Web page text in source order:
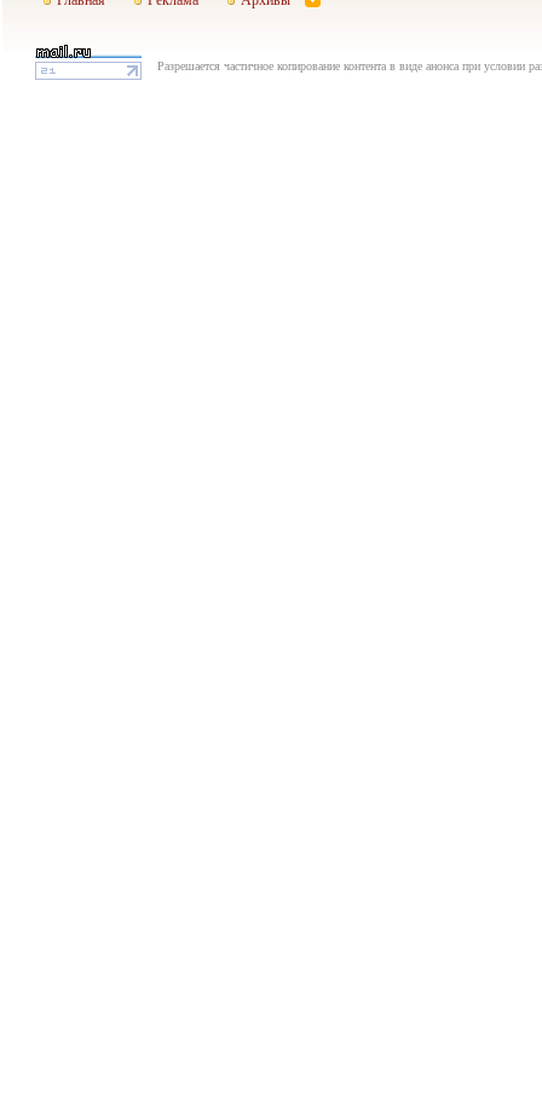
Разрешается частичное копирование контента в виде анонса при условии